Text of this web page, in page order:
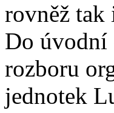
rovněž tak
Do úvodní
rozboru
jednotek